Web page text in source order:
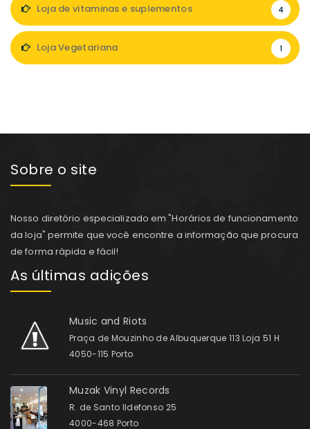
Loja de vitaminas e suplementos 4
Loja Vegetariana 1
Sobre o site
Nosso diretório especializado em "Horários de funcionamento
da loja" permite que você encontre a informação que procura
de forma rápida e fácil!
As últimas adições
Music and Riots
Praça de Mouzinho de Albuquerque 113 Loja 51 H
4050-115 Porto
Muzak Vinyl Records
R. de Santo Ildefonso 25
4000-468 Porto